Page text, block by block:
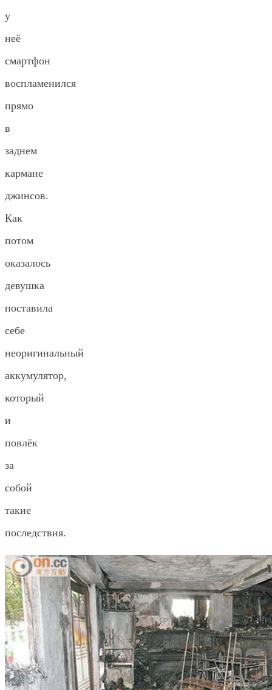
у
неё
смартфон
воспламенился
прямо
в
заднем
кармане
джинсов.
Как
потом
оказалось
девушка
поставила
себе
неоригинальный
аккумулятор,
который
и
повлёк
за
собой
такие
последствия.